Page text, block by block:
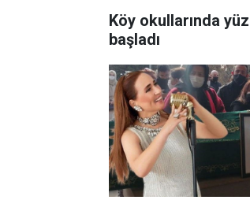
Köy okullarında
başladı